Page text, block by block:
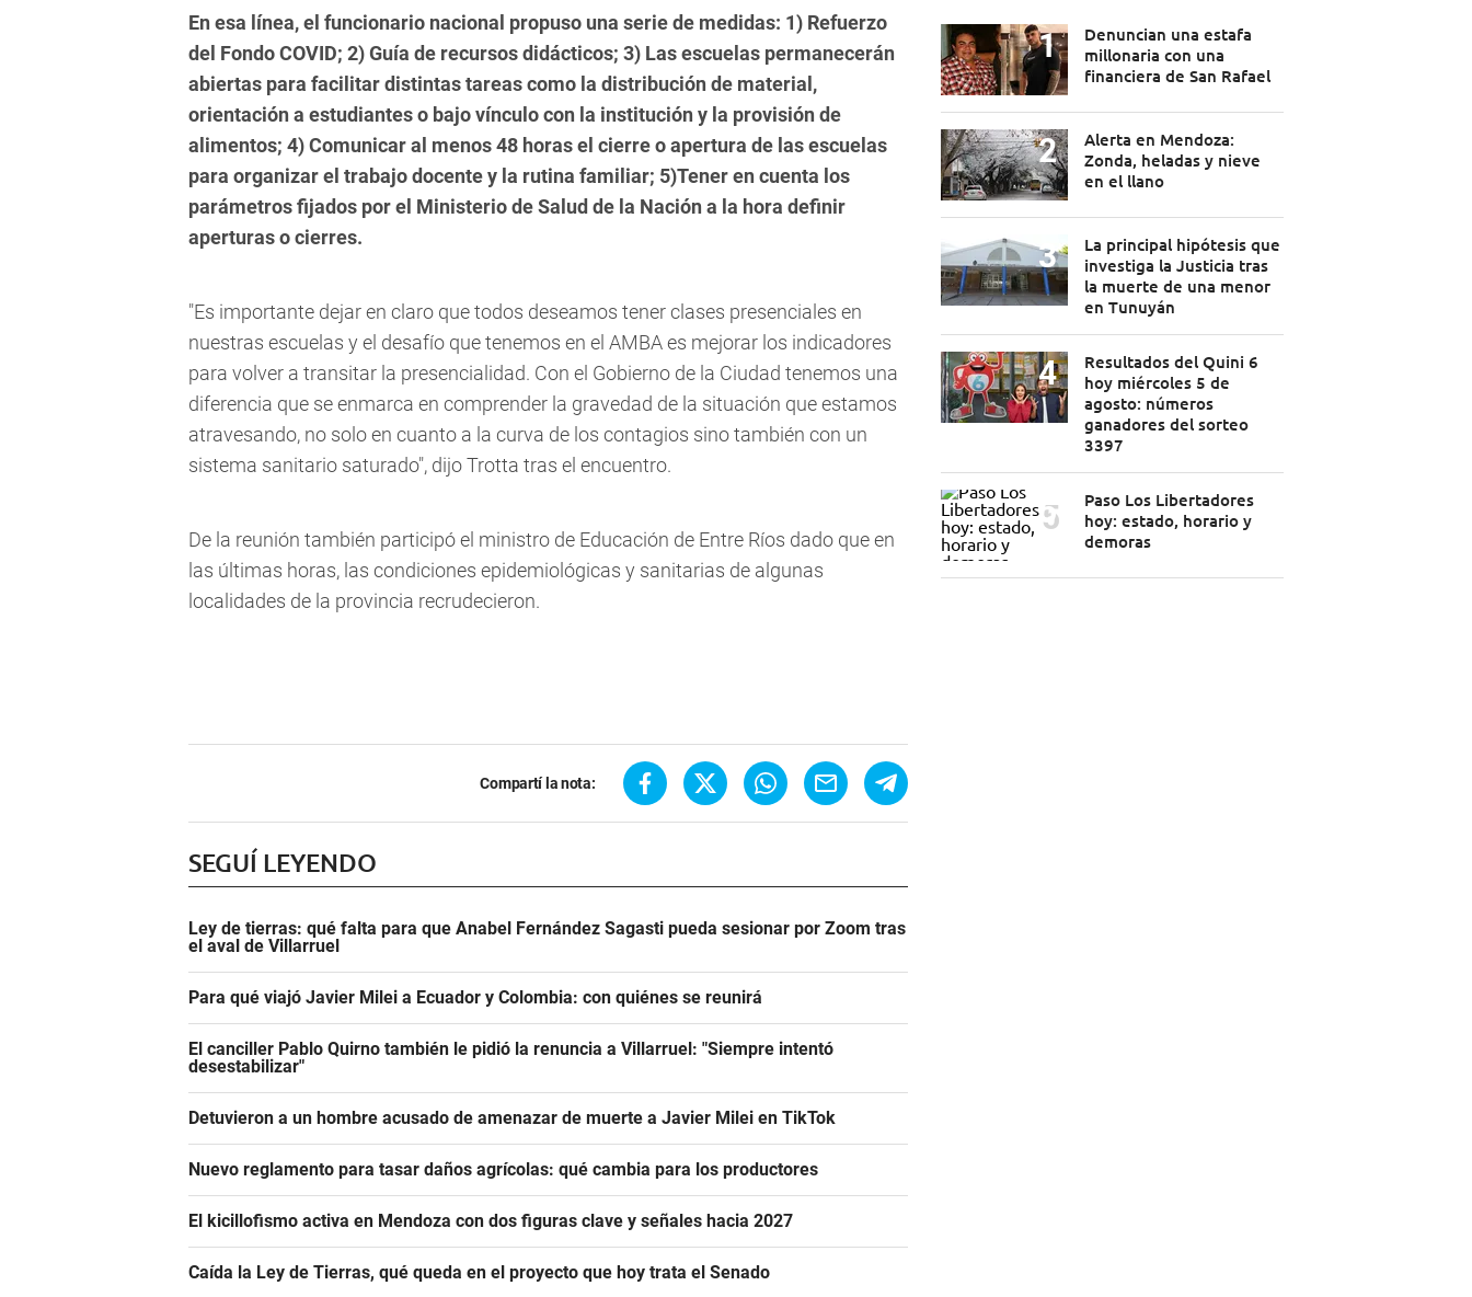
En esa línea, el funcionario nacional propuso una serie de medidas: 1) Refuerzo
del Fondo COVID; 2) Guía de recursos didácticos; 3) Las escuelas permanecerán
abiertas para facilitar distintas tareas como la distribución de material,
orientación a estudiantes o bajo vínculo con la institución y la provisión de
alimentos; 4) Comunicar al menos 48 horas el cierre o apertura de las escuelas
para organizar el trabajo docente y la rutina familiar; 5)Tener en cuenta los
parámetros fijados por el Ministerio de Salud de la Nación a la hora definir
aperturas o cierres.
"Es importante dejar en claro que todos deseamos tener clases presenciales en
nuestras escuelas y el desafío que tenemos en el AMBA es mejorar los indicadores
para volver a transitar la presencialidad. Con el Gobierno de la Ciudad tenemos una
diferencia que se enmarca en comprender la gravedad de la situación que estamos
atravesando, no solo en cuanto a la curva de los contagios sino también con un
sistema sanitario saturado", dijo Trotta tras el encuentro.
De la reunión también participó el ministro de Educación de Entre Ríos dado que en
las últimas horas, las condiciones epidemiológicas y sanitarias de algunas
localidades de la provincia recrudecieron.
Compartí la nota:
SEGUÍ LEYENDO
Ley de tierras: qué falta para que Anabel Fernández Sagasti pueda sesionar por Zoom tras
el aval de Villarruel
Para qué viajó Javier Milei a Ecuador y Colombia: con quiénes se reunirá
El canciller Pablo Quirno también le pidió la renuncia a Villarruel: "Siempre intentó
desestabilizar"
Detuvieron a un hombre acusado de amenazar de muerte a Javier Milei en TikTok
Nuevo reglamento para tasar daños agrícolas: qué cambia para los productores
El kicillofismo activa en Mendoza con dos figuras clave y señales hacia 2027
Caída la Ley de Tierras, qué queda en el proyecto que hoy trata el Senado
Denuncian una estafa
millonaria con una
financiera de San Rafael
Alerta en Mendoza:
Zonda, heladas y nieve
en el llano
La principal hipótesis que
investiga la Justicia tras
la muerte de una menor
en Tunuyán
Resultados del Quini 6
hoy miércoles 5 de
agosto: números
ganadores del sorteo
3397
Paso Los Libertadores
hoy: estado, horario y
demoras